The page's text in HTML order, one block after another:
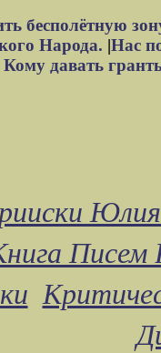
бесполётную
Народа. |Нас
Кому давать
Писем